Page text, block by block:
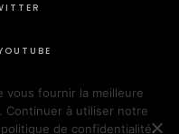
vous fournir la meilleure
Continuer à utiliser notre
de confidentialité.